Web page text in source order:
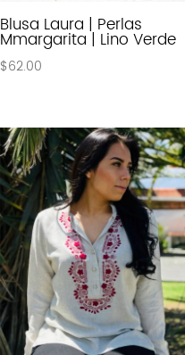
Blusa Laura | Perlas
Mmargarita | Lino Verde
$62.00